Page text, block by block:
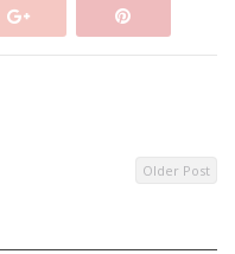
Older Post